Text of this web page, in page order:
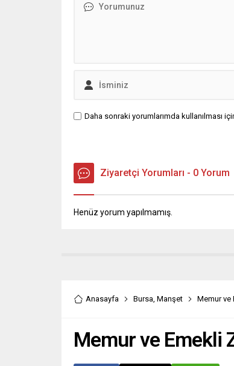
dengeler anlamına geliyor; Türkiye
Daha sonraki yorumlarımda kullanılması
Ziyaretçi Yorumları - 0 Yorum
Henüz yorum yapılmamış.
Anasayfa Bursa, Manşet Memur ve
Memur ve Emekli